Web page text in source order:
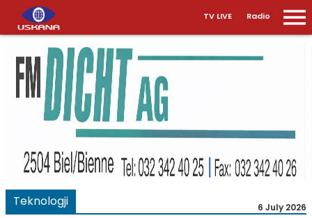
TV LIVE Radio
Teknologji 6 July 2026